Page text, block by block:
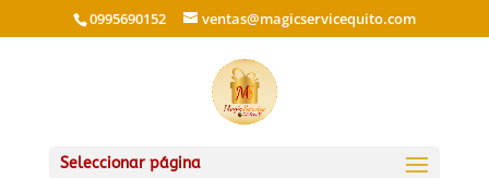
0995690152 ventas@magicservicequito.com
Seleccionar página